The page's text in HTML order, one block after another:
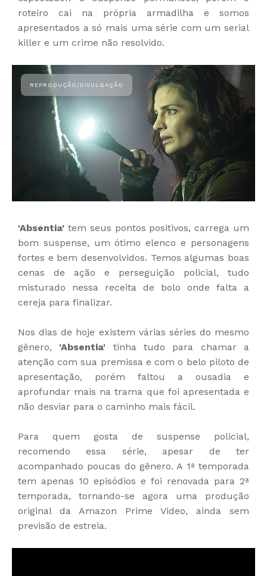
roteiro cai na própria armadilha e somos
apresentados a só mais uma série com um serial
killer e um crime não resolvido.
'Absentia' tem seus pontos positivos, carrega um
bom suspense, um ótimo elenco e personagens
fortes e bem desenvolvidos. Temos algumas boas
cenas de ação e perseguição policial, tudo
misturado nessa receita de bolo onde falta a
cereja para finalizar.
Nos dias de hoje existem várias séries do mesmo
gênero, 'Absentia' tinha tudo para chamar a
atenção com sua premissa e com o belo piloto de
apresentação, porém faltou a ousadia e
aprofundar mais na trama que foi apresentada e
não desviar para o caminho mais fácil.
Para quem gosta de suspense policial,
recomendo essa série, apesar de ter
acompanhado poucas do gênero. A 1ª temporada
tem apenas 10 episódios e foi renovada para 2ª
temporada, tornando-se agora uma produção
original da Amazon Prime Video, ainda sem
previsão de estreia.